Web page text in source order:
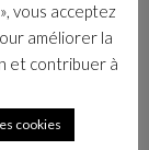
vous acceptez
améliorer la
et contribuer à
cookies